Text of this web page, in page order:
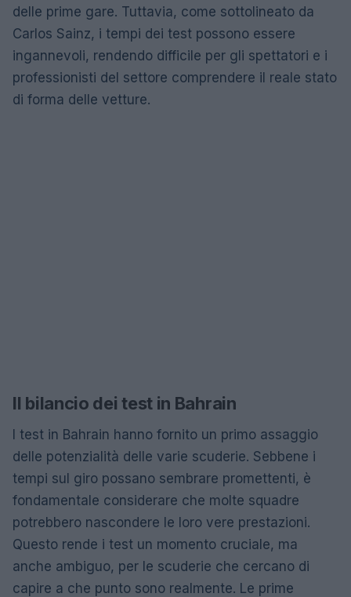
delle prime gare. Tuttavia, come sottolineato da
Carlos Sainz, i tempi dei test possono essere
ingannevoli, rendendo difficile per gli spettatori e i
professionisti del settore comprendere il reale stato
di forma delle vetture.
Il bilancio dei test in Bahrain
I test in Bahrain hanno fornito un primo assaggio
delle potenzialità delle varie scuderie. Sebbene i
tempi sul giro possano sembrare promettenti, è
fondamentale considerare che molte squadre
potrebbero nascondere le loro vere prestazioni.
Questo rende i test un momento cruciale, ma
anche ambiguo, per le scuderie che cercano di
capire a che punto sono realmente. Le prime